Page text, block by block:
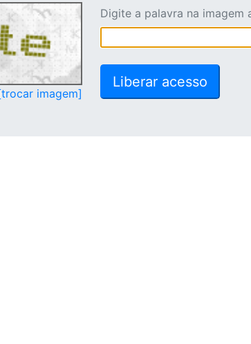
imagem]
Digite a palavra na imagem